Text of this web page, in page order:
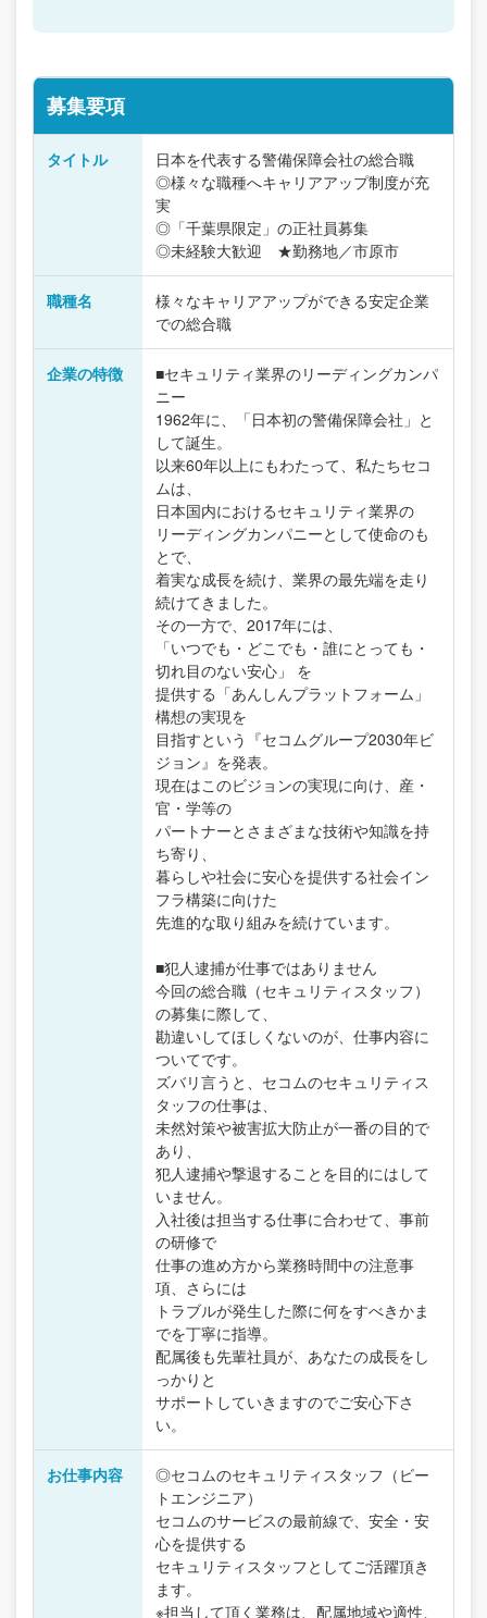
募集要項
タイトル
日本を代表する警備保障会社の総合職
◎様々な職種へキャリアアップ制度が充
実
◎「千葉県限定」の正社員募集
◎未経験大歓迎 ★勤務地／市原市
職種名
様々なキャリアアップができる安定企業
での総合職
企業の特徴
■セキュリティ業界のリーディングカンパ
ニー
1962年に、「日本初の警備保障会社」と
して誕生。
以来60年以上にもわたって、私たちセコ
ムは、
日本国内におけるセキュリティ業界の
リーディングカンパニーとして使命のも
とで、
着実な成長を続け、業界の最先端を走り
続けてきました。
その一方で、2017年には、
「いつでも・どこでも・誰にとっても・
切れ目のない安心」 を
提供する「あんしんプラットフォーム」
構想の実現を
目指すという『セコムグループ2030年ビ
ジョン』を発表。
現在はこのビジョンの実現に向け、産・
官・学等の
パートナーとさまざまな技術や知識を持
ち寄り、
暮らしや社会に安心を提供する社会イン
フラ構築に向けた
先進的な取り組みを続けています。
■犯人逮捕が仕事ではありません
今回の総合職（セキュリティスタッフ）
の募集に際して、
勘違いしてほしくないのが、仕事内容に
ついてです。
ズバリ言うと、セコムのセキュリティス
タッフの仕事は、
未然対策や被害拡大防止が一番の目的で
あり、
犯人逮捕や撃退することを目的にはして
いません。
入社後は担当する仕事に合わせて、事前
の研修で
仕事の進め方から業務時間中の注意事
項、さらには
トラブルが発生した際に何をすべきかま
でを丁寧に指導。
配属後も先輩社員が、あなたの成長をし
っかりと
サポートしていきますのでご安心下さ
い。
お仕事内容
◎セコムのセキュリティスタッフ（ビー
トエンジニア）
セコムのサービスの最前線で、安全・安
心を提供する
セキュリティスタッフとしてご活躍頂き
ます。
※担当して頂く業務は、配属地域や適性、